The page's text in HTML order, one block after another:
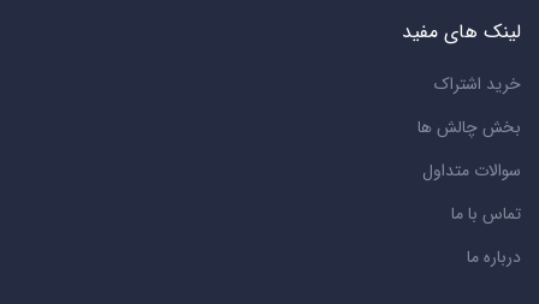
لینک های مفید
خرید اشتراک
بخش چالش ها
سوالات متداول
تماس با ما
درباره ما